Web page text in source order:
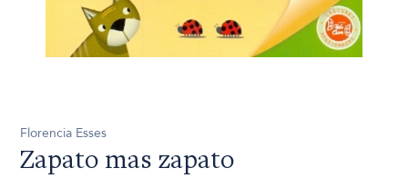
Florencia Esses
Zapato mas zapato